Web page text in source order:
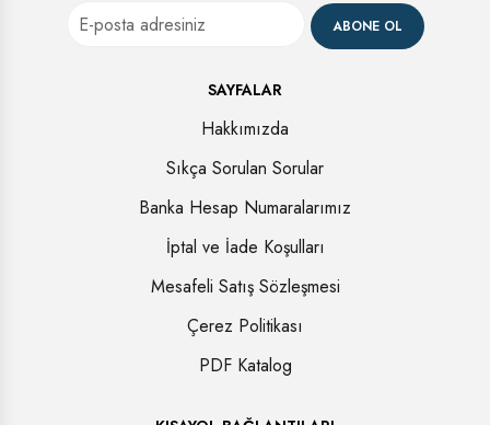
ABONE OL
SAYFALAR
Hakkımızda
Sıkça Sorulan Sorular
Banka Hesap Numaralarımız
İptal ve İade Koşulları
Mesafeli Satış Sözleşmesi
Çerez Politikası
PDF Katalog